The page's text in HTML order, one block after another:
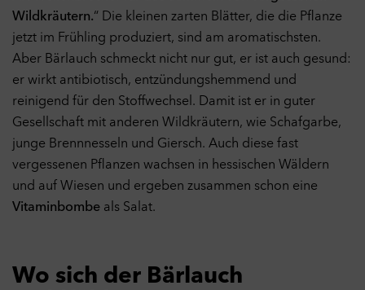
Wildkräutern.“ Die kleinen zarten Blätter, die die Pflanze
jetzt im Frühling produziert, sind am aromatischsten.
Aber Bärlauch schmeckt nicht nur gut, er ist auch gesund:
er wirkt antibiotisch, entzündungshemmend und
reinigend für den Stoffwechsel. Damit ist er in guter
Gesellschaft mit anderen Wildkräutern, wie Schafgarbe,
junge Brennnesseln und Giersch. Auch diese fast
vergessenen Pflanzen wachsen in hessischen Wäldern
und auf Wiesen und ergeben zusammen schon eine
Vitaminbombe als Salat.
Wo sich der Bärlauch